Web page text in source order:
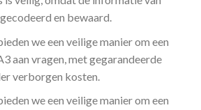
en bewaard.
we een veilige manier om een
aan vragen, met gegarandeerde
verborgen kosten.
we een veilige manier om een